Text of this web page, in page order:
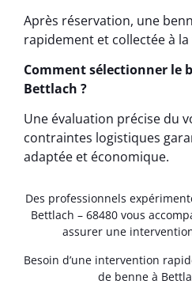
Après réservation, une
rapidement et collectée à
Comment sélectionner le
Bettlach ?
Une évaluation précise du
contraintes logistiques
adaptée et économique.
Des professionnels
Bettlach – 68480 vous
assurer une
Besoin d’une intervention
de benne à